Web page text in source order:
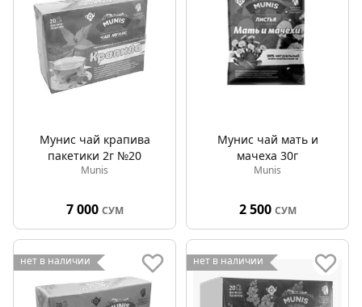
Мунис чай крапива
пакетики 2г №20
Munis
7 000 СУМ
Мунис чай мать и
мачеха 30г
Munis
2 500 СУМ
нет в наличии нет в наличии